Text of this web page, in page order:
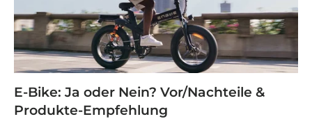
E-Bike: Ja oder Nein? Vor/Nachteile &
Produkte-Empfehlung